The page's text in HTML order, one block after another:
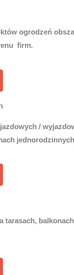
ogrodzeń
firm.
/
tarasach,